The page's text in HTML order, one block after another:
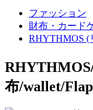
ファッション
財布・カード
RHYTHMOS (
布/wallet/